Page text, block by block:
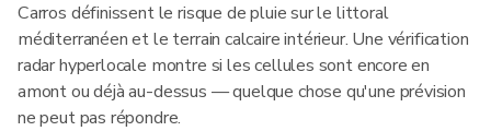
Carros définissent le risque de pluie sur le littoral
méditerranéen et le terrain calcaire intérieur. Une vérification
radar hyperlocale montre si les cellules sont encore en
amont ou déjà au-dessus — quelque chose qu'une prévision
ne peut pas répondre.